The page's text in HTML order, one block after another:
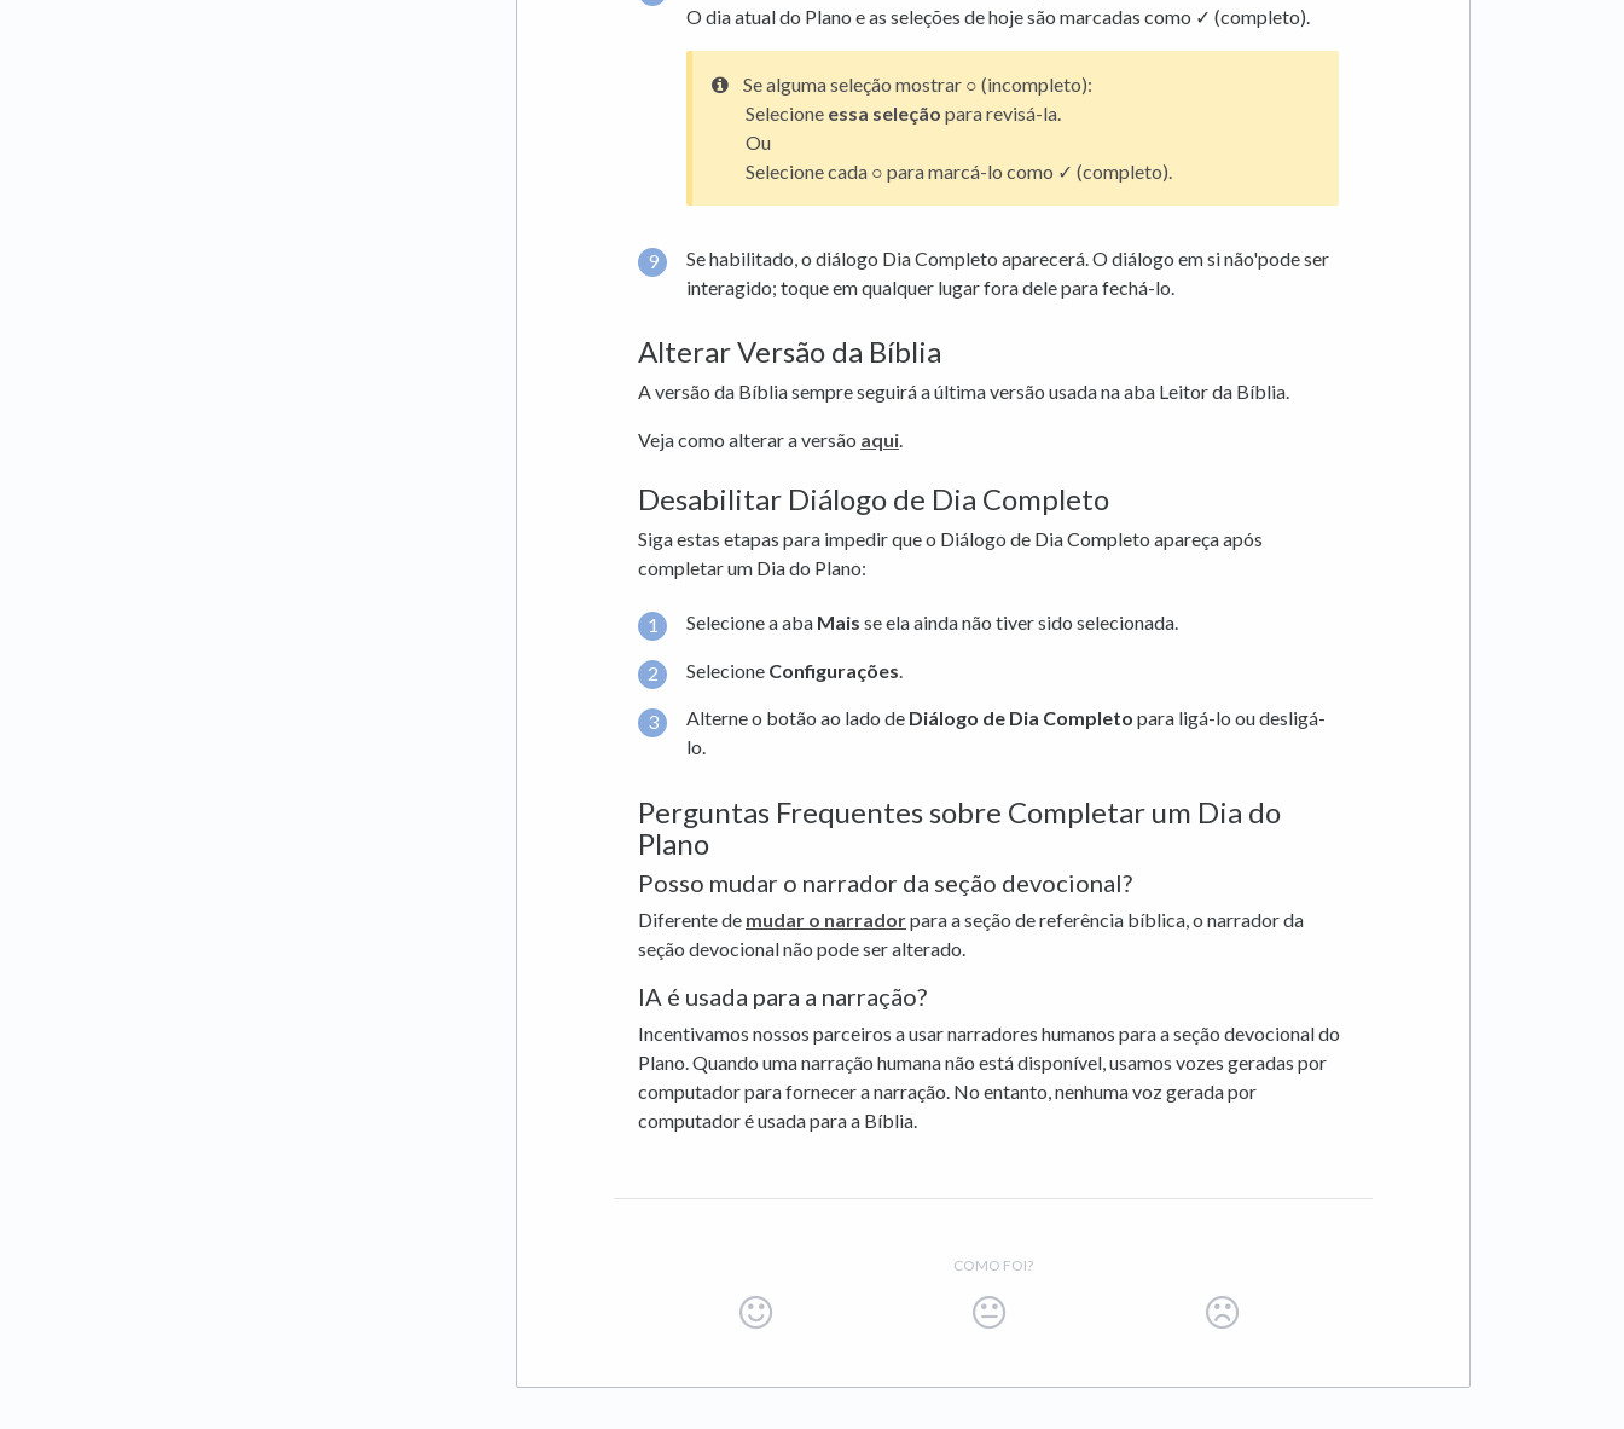
O dia atual do Plano e as seleções de hoje são marcadas como ✓ (completo).
Se alguma seleção mostrar ○ (incompleto):
Selecione essa seleção para revisá-la.
Ou
Selecione cada ○ para marcá-lo como ✓ (completo).
Se habilitado, o diálogo Dia Completo aparecerá. O diálogo em si não'pode ser
interagido; toque em qualquer lugar fora dele para fechá-lo.
Alterar Versão da Bíblia
A versão da Bíblia sempre seguirá a última versão usada na aba Leitor da Bíblia.
Veja como alterar a versão aqui.
Desabilitar Diálogo de Dia Completo
Siga estas etapas para impedir que o Diálogo de Dia Completo apareça após
completar um Dia do Plano:
Selecione a aba Mais se ela ainda não tiver sido selecionada.
Selecione Configurações
Alterne o botão ao lado de Diálogo de Dia Completo para ligá-lo ou desligá-
lo.
Perguntas Frequentes sobre Completar um Dia do
Plano
Posso mudar o narrador da seção devocional?
Diferente de mudar o narradorpara a seção de referência bíblica, o narrador da
seção devocional não pode ser alterado.
IA é usada para a narração?
Incentivamos nossos parceiros a usar narradores humanos para a seção devocional do
Plano. Quando uma narração humana não está disponível, usamos vozes geradas por
computador para fornecer a narração. No entanto, nenhuma voz gerada por
computador é usada para a Bíblia.
COMO FOI?